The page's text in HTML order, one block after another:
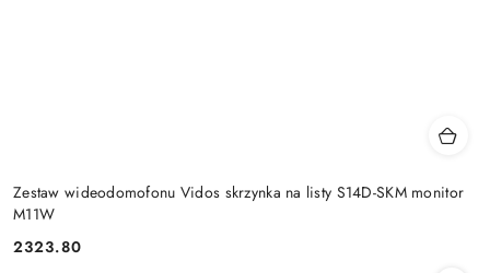
Zestaw wideodomofonu Vidos skrzynka na listy S14D-SKM monitor
M11W
Cena:
2323.80